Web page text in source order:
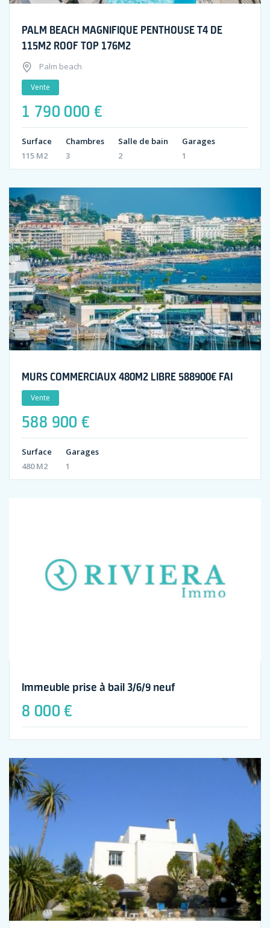
PALM BEACH MAGNIFIQUE PENTHOUSE T4 DE
115M2 ROOF TOP 176M2
Palm beach
Vente
1 790 000 €
Surface
115 M2
Chambres
3
Salle de bain
2
Garages
1
MURS COMMERCIAUX 480M2 LIBRE 588900€ FAI
Vente
588 900 €
Surface
480 M2
Garages
1
Immeuble prise à bail 3/6/9 neuf
8 000 €